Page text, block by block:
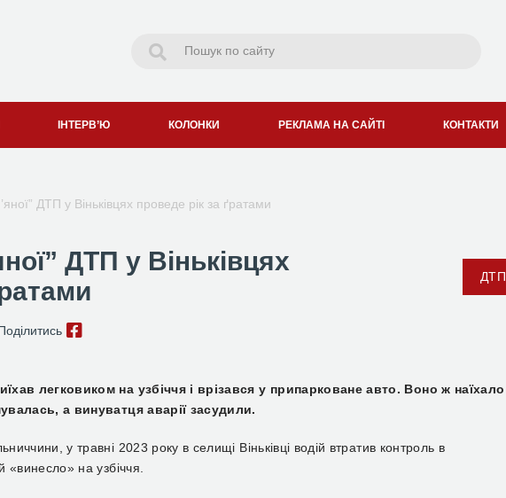
ІНТЕРВ’Ю КОЛОНКИ РЕКЛАМА НА САЙТІ КОНТАКТИ
ДТП у Віньківцях проведе рік за ґратами
ДТП у Віньківцях
ДТП
легковиком на узбіччя і врізався у припарковане авто. Воно ж наїхало
а винуватця аварії засудили.
у травні 2023 року в селищі Віньківці водій втратив контроль в
«винесло» на узбіччя.